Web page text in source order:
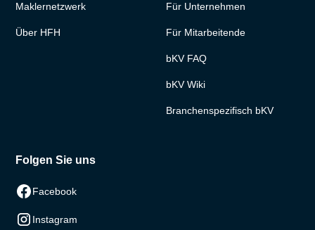
Maklernetzwerk
Über HFH
Für Unternehmen
Für Mitarbeitende
bKV FAQ
bKV Wiki
Branchenspezifisch bKV
Folgen Sie uns
Facebook
Instagram